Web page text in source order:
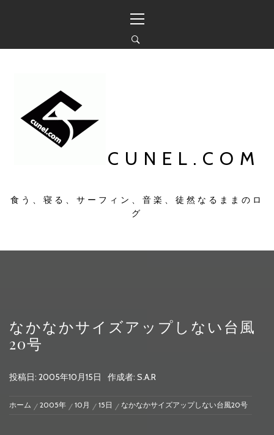
ン
イ
ン
メ
CUNEL.COM
食う、寝る、サーフィン、音楽、徒然なるままのロ
グ
なかなかサイズアップしない台風
20号
投稿日: 2005年10月15日 作成者: S.A.R
ホーム 2005年 10月 15日 なかなかサイズアップしない台風20号